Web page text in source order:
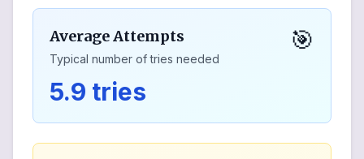
Average Attempts
Typical number of tries needed
🎯
5.9 tries